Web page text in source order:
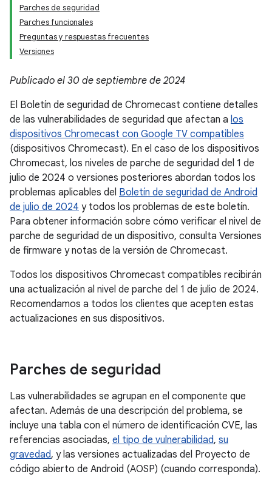
Parches de seguridad
Parches funcionales
Preguntas y respuestas frecuentes
Versiones
Publicado el 30 de septiembre de 2024
El Boletín de seguridad de Chromecast contiene detalles
de las vulnerabilidades de seguridad que afectan a los
dispositivos Chromecast con Google TV compatibles
(dispositivos Chromecast). En el caso de los dispositivos
Chromecast, los niveles de parche de seguridad del 1 de
julio de 2024 o versiones posteriores abordan todos los
problemas aplicables del Boletín de seguridad de Android
de julio de 2024 y todos los problemas de este boletín.
Para obtener información sobre cómo verificar el nivel de
parche de seguridad de un dispositivo, consulta Versiones
de firmware y notas de la versión de Chromecast.
Todos los dispositivos Chromecast compatibles recibirán
una actualización al nivel de parche del 1 de julio de 2024.
Recomendamos a todos los clientes que acepten estas
actualizaciones en sus dispositivos.
Parches de seguridad
Las vulnerabilidades se agrupan en el componente que
afectan. Además de una descripción del problema, se
incluye una tabla con el número de identificación CVE, las
referencias asociadas, el tipo de vulnerabilidad, su
gravedad, y las versiones actualizadas del Proyecto de
código abierto de Android (AOSP) (cuando corresponda).